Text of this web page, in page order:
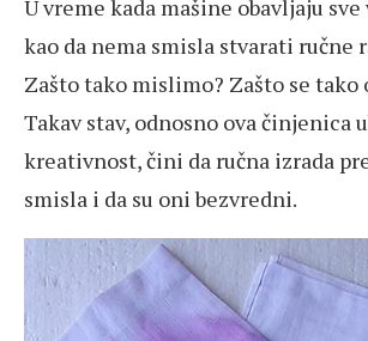
U vreme kada mašine obavljaju
kao da nema smisla stvarati ručne
Zašto tako mislimo? Zašto se tako
Takav stav, odnosno ova činjenica
kreativnost, čini da ručna izrada
smisla i da su oni bezvredni.